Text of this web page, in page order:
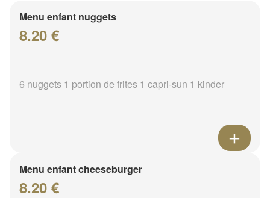
Menu enfant nuggets
8.20 €
6 nuggets 1 portion de frites 1 capri-sun 1 kinder
Menu enfant cheeseburger
8.20 €